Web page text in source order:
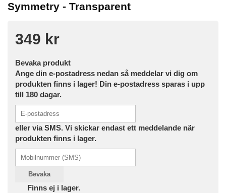
Symmetry - Transparent
349 kr
Bevaka produkt
Ange din e-postadress nedan så meddelar vi dig om
produkten finns i lager! Din e-postadress sparas i upp
till 180 dagar.
eller via SMS. Vi skickar endast ett meddelande när
produkten finns i lager.
Bevaka
Finns ej i lager.